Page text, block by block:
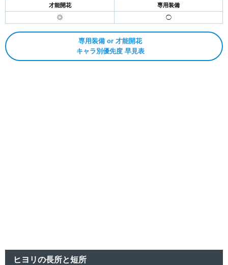
才能開花
専用装備
◎
◯
専用装備 or 才能開花
キャラ別優先度 早見表
ヒヨリの長所と短所